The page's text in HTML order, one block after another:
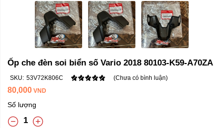
Ốp che đèn soi biển số Vario 2018 80103-K59-A70ZA
SKU: 53V72K806C (Chưa có bình luận)
80,000 VND
Số lượng